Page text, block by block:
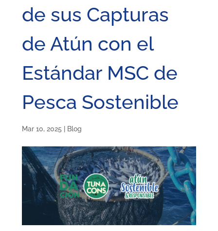
de sus Capturas
de Atún con el
Estándar MSC de
Pesca Sostenible
Mar 10, 2025 Blog